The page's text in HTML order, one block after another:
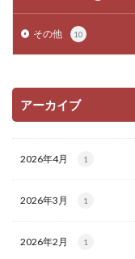
その他 10
アーカイブ
2026年4月 1
2026年3月 1
2026年2月 1